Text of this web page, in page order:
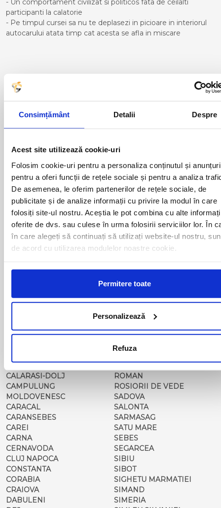
Consimțământ Detalii Despre
Acest site utilizează cookie-uri
Folosim cookie-uri pentru a personaliza conținutul și
pentru a oferi funcții de rețele sociale și pentru a analiza
De asemenea, le oferim partenerilor de rețele sociale, de
publicitate și de analize informații cu privire la modul în care
folosiți site-ul nostru. Aceștia le pot combina cu alte
oferite de dvs. sau culese în urma folosirii serviciilor lor. În
în care alegeți să continuați să utilizați website-ul nostru,
de acord cu utilizarea modulelor noastre cookie.
Permitere toate
Personalizează
Refuza
- Un comportament civilizat si politicos fata de ceilalti
participanti la calatorie
- Pe timpul cursei sa nu te deplasezi in picioare in interiorul
autocarului atata timp cat acesta se afla in miscare
Curse din Romania catre LERIDA:
AIUD
ALBA IULIA
ALEXANDRIA
BACAU
BAIA MARE
BAILE HERCULANE
BAILESTI
BALS-IS
BALS-OT
BARLAD
BECHET
BISTRET
BOTOSANI
BUCURESTI AGENTIE
CALARASI-CL
CALARASI-DOLJ
CAMPULUNG
MOLDOVENESC
CARACAL
CARANSEBES
CAREI
CARNA
CERNAVODA
CLUJ NAPOCA
CONSTANTA
CORABIA
CRAIOVA
DABULENI
MEDGIDIA
MEDIAS
MOINESTI
NUSFALAU
OLTENITA
ONESTI
ORADEA
ORSOVA
PASCANI
PERISOR
PETROSANI
PISCU VECHI
PITESTI
PODARI
POIANA MARE
RAST
REGHIN
RM. VALCEA
ROMAN
ROSIORII DE VEDE
SADOVA
SALONTA
SARMASAG
SATU MARE
SEBES
SEGARCEA
SIBIU
SIBOT
SIGHETU MARMATIEI
SIMAND
SIMERIA